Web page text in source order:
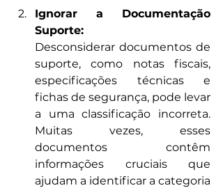
Ignorar a Documentação
Suporte:
Desconsiderar documentos de
suporte, como notas fiscais,
especificações técnicas e
fichas de segurança, pode levar
a uma classificação incorreta.
Muitas vezes, esses
documentos contêm
informações cruciais que
ajudam a identificar a categoria